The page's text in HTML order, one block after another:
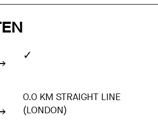
✓
0.0 KM STRAIGHT LINE
(LONDON)